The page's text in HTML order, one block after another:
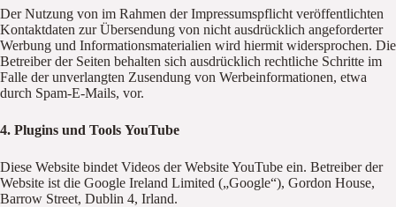
Der Nutzung von im Rahmen der Impressumspflicht veröffentlichten
Kontaktdaten zur Übersendung von nicht ausdrücklich angeforderter
Werbung und Informationsmaterialien wird hiermit widersprochen. Die
Betreiber der Seiten behalten sich ausdrücklich rechtliche Schritte im
Falle der unverlangten Zusendung von Werbeinformationen, etwa
durch Spam-E-Mails, vor.
4. Plugins und Tools YouTube
Diese Website bindet Videos der Website YouTube ein. Betreiber der
Website ist die Google Ireland Limited („Google“), Gordon House,
Barrow Street, Dublin 4, Irland.